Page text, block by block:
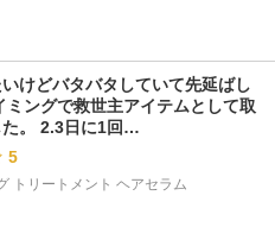
けどバタバタしていて先延ばし
ングで救世主アイテムとして取
た。 2.3日に1回…
5
トリートメント ヘアセラム